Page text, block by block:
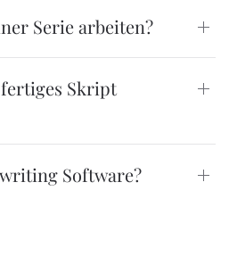
Serie arbeiten?
Skript
Software?